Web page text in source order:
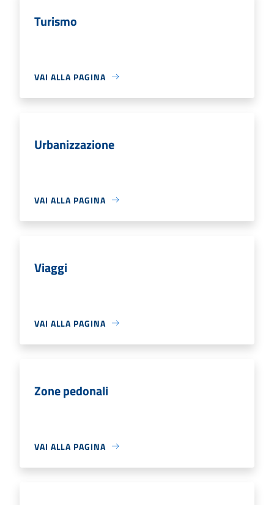
Turismo
VAI ALLA PAGINA
Urbanizzazione
VAI ALLA PAGINA
Viaggi
VAI ALLA PAGINA
Zone pedonali
VAI ALLA PAGINA